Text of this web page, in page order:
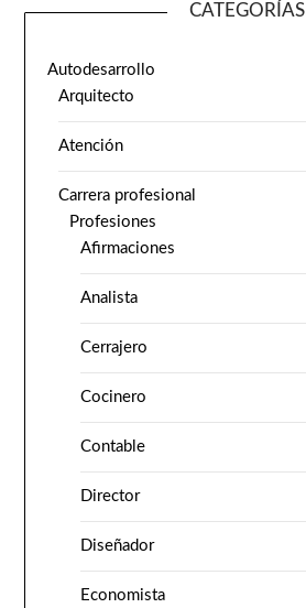
CATEGORÍAS
Autodesarrollo
Arquitecto
Atención
Carrera profesional
Profesiones
Afirmaciones
Analista
Cerrajero
Cocinero
Contable
Director
Diseñador
Economista